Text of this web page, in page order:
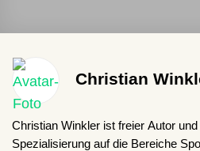
Christian
Christian Winkler ist freier Autor
Spezialisierung auf die Bereiche